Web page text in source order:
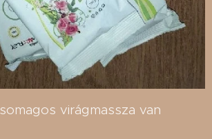
virágmassza van